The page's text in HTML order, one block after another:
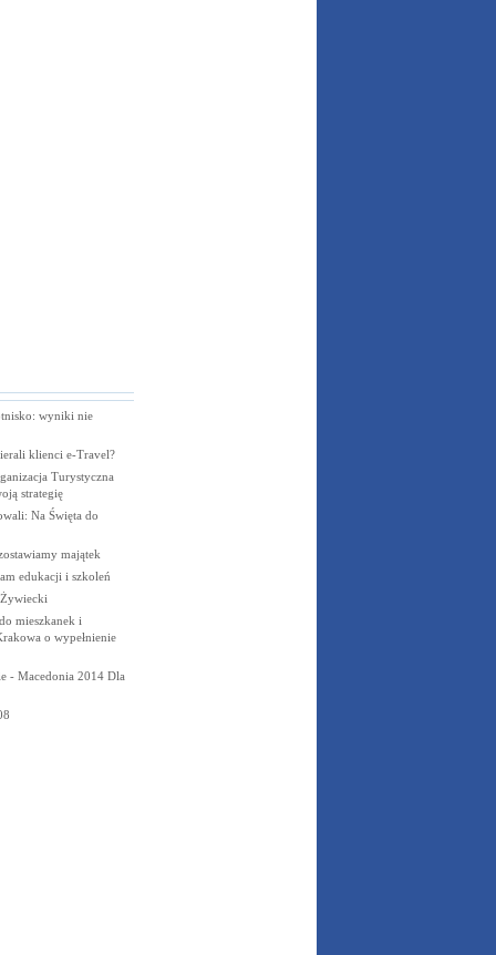
wyniki nie
klienci e-Travel?
Turystyczna
strategię
Na Święta do
majątek
edukacji i szkoleń
mieszkanek i
o wypełnienie
- Macedonia 2014 Dla